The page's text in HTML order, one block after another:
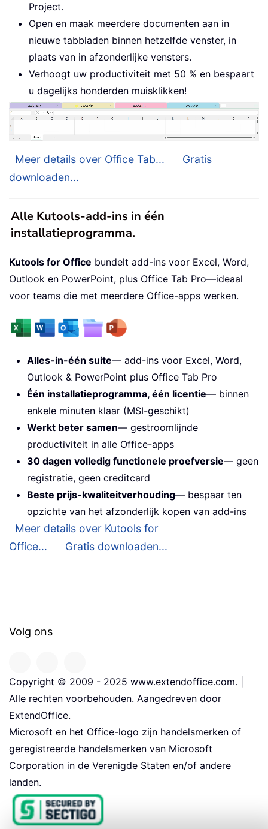
Project.
Open en maak meerdere documenten aan in
nieuwe tabbladen binnen hetzelfde venster, in
plaats van in afzonderlijke vensters.
Verhoogt uw productiviteit met 50 % en bespaart
u dagelijks honderden muisklikken!
Meer details over Office Tab...
Gratis
downloaden...
Alle Kutools-add-ins in één
installatieprogramma.
Kutools for Office bundelt add-ins voor Excel, Word,
Outlook en PowerPoint, plus Office Tab Pro—ideaal
voor teams die met meerdere Office-apps werken.
Alles-in-één suite— add-ins voor Excel, Word,
Outlook & PowerPoint plus Office Tab Pro
Één installatieprogramma, één licentie— binnen
enkele minuten klaar (MSI-geschikt)
Werkt beter samen— gestroomlijnde
productiviteit in alle Office-apps
30 dagen volledig functionele proefversie— geen
registratie, geen creditcard
Beste prijs-kwaliteitverhouding— bespaar ten
opzichte van het afzonderlijk kopen van add-ins
Meer details over Kutools for
Office...
Gratis downloaden...
Volg ons
Copyright © 2009 - 2025 www.extendoffice.com. |
Alle rechten voorbehouden. Aangedreven door
ExtendOffice.
Microsoft en het Office-logo zijn handelsmerken of
geregistreerde handelsmerken van Microsoft
Corporation in de Verenigde Staten en/of andere
landen.